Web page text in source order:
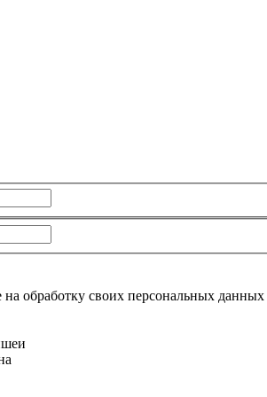
обработку своих персональных данных